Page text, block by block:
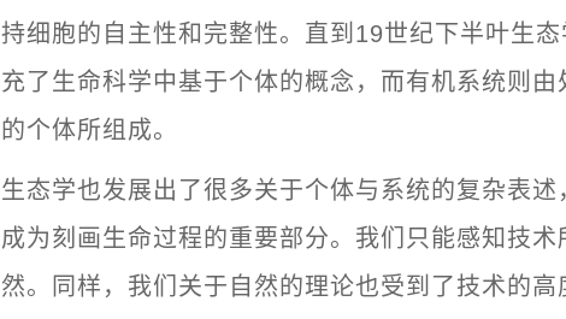
持细胞的自主性和完整性。直到19世纪下半叶生
充了生命科学中基于个体的概念，而有机系统则由
的个体所组成。
生态学也发展出了很多关于个体与系统的复杂表
成为刻画生命过程的重要部分。我们只能感知技术
然。同样，我们关于自然的理论也受到了技术的